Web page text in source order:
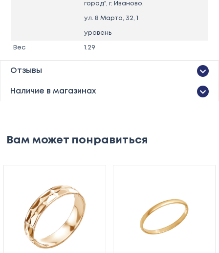
город", г. Иваново,
ул. 8 Марта, 32, 1
уровень
Вес 1.29
Отзывы
Наличие в магазинах
Вам может понравиться